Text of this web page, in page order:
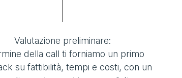
Valutazione preliminare:
della call ti forniamo un primo
su fattibilità, tempi e costi, con un